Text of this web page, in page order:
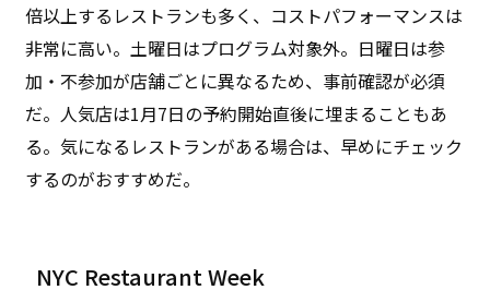
倍以上するレストランも多く、コストパフォーマンスは
非常に高い。土曜日はプログラム対象外。日曜日は参
加・不参加が店舗ごとに異なるため、事前確認が必須
だ。人気店は1月7日の予約開始直後に埋まることもあ
る。気になるレストランがある場合は、早めにチェック
するのがおすすめだ。
NYC Restaurant Week